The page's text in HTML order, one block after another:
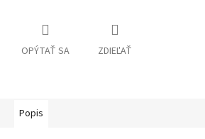
OPÝTAŤ SA ZDIEĽAŤ
Popis